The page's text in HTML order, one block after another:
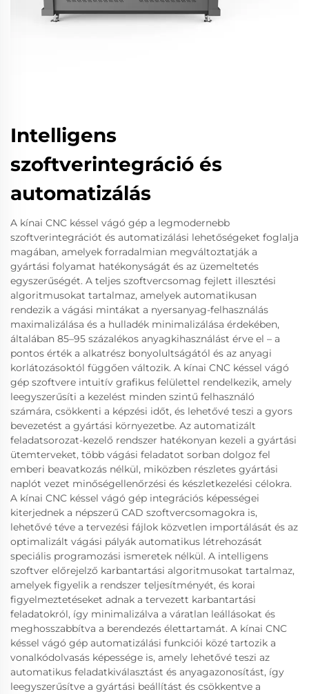
Intelligens
szoftverintegráció és
automatizálás
A kínai CNC késsel vágó gép a legmodernebb
szoftverintegrációt és automatizálási lehetőségeket foglalja
magában, amelyek forradalmian megváltoztatják a
gyártási folyamat hatékonyságát és az üzemeltetés
egyszerűségét. A teljes szoftvercsomag fejlett illesztési
algoritmusokat tartalmaz, amelyek automatikusan
rendezik a vágási mintákat a nyersanyag-felhasználás
maximalizálása és a hulladék minimalizálása érdekében,
általában 85–95 százalékos anyagkihasználást érve el – a
pontos érték a alkatrész bonyolultságától és az anyagi
korlátozásoktól függően változik. A kínai CNC késsel vágó
gép szoftvere intuitív grafikus felülettel rendelkezik, amely
leegyszerűsíti a kezelést minden szintű felhasználó
számára, csökkenti a képzési időt, és lehetővé teszi a gyors
bevezetést a gyártási környezetbe. Az automatizált
feladatsorozat-kezelő rendszer hatékonyan kezeli a gyártási
ütemterveket, több vágási feladatot sorban dolgoz fel
emberi beavatkozás nélkül, miközben részletes gyártási
naplót vezet minőségellenőrzési és készletkezelési célokra.
A kínai CNC késsel vágó gép integrációs képességei
kiterjednek a népszerű CAD szoftvercsomagokra is,
lehetővé téve a tervezési fájlok közvetlen importálását és az
optimalizált vágási pályák automatikus létrehozását
speciális programozási ismeretek nélkül. A intelligens
szoftver előrejelző karbantartási algoritmusokat tartalmaz,
amelyek figyelik a rendszer teljesítményét, és korai
figyelmeztetéseket adnak a tervezett karbantartási
feladatokról, így minimalizálva a váratlan leállásokat és
meghosszabbítva a berendezés élettartamát. A kínai CNC
késsel vágó gép automatizálási funkciói közé tartozik a
vonalkódolvasás képessége is, amely lehetővé teszi az
automatikus feladatkiválasztást és anyagazonosítást, így
leegyszerűsítve a gyártási beállítást és csökkentve a